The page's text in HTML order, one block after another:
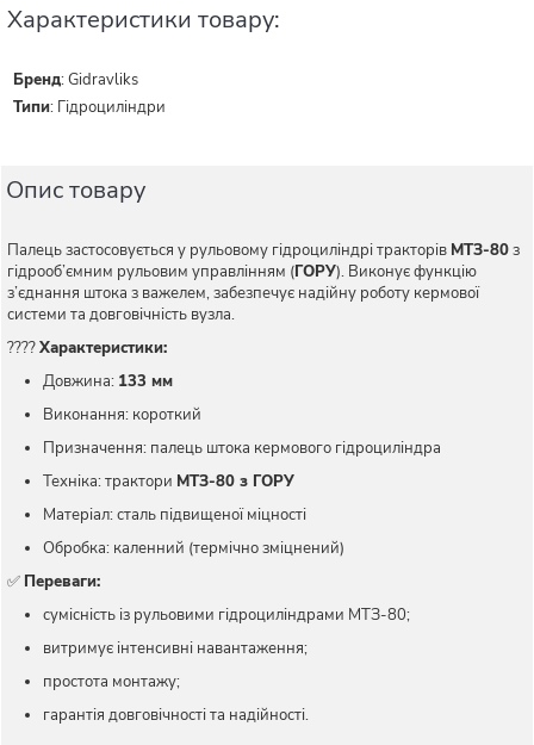
Характеристики товару:
Бренд:Gidravliks
Типи: Гідроциліндри
Опис товару
Палець застосовується у рульовому гідроциліндрі тракторів МТЗ-80з
гідрооб’ємним рульовим управлінням (ГОРУ). Виконує функцію
з’єднання штока з важелем, забезпечує надійну роботу кермової
системи та довговічність вузла.
????Характеристики:
Довжина: 133 мм
Виконання: короткий
Призначення: палець штока кермового гідроциліндра
Техніка: трактори МТЗ-80 з ГОРУ
Матеріал: сталь підвищеної міцності
Обробка: каленний (термічно зміцнений)
✅ Переваги:
сумісність із рульовими гідроциліндрами МТЗ-80;
витримує інтенсивні навантаження;
простота монтажу;
гарантія довговічності та надійності.